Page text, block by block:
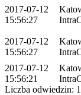
2017-07-12
15:56:27
2017-07-12
15:56:27
2017-07-12
15:56:21
Liczba odwiedzin: